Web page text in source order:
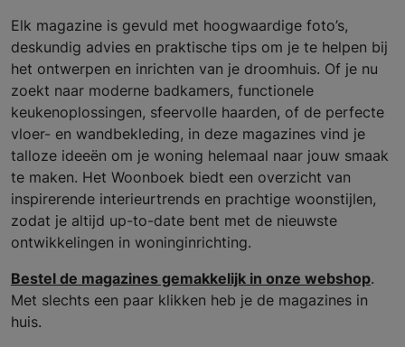
Elk magazine is gevuld met hoogwaardige foto’s,
deskundig advies en praktische tips om je te helpen bij
het ontwerpen en inrichten van je droomhuis. Of je nu
zoekt naar moderne badkamers, functionele
keukenoplossingen, sfeervolle haarden, of de perfecte
vloer- en wandbekleding, in deze magazines vind je
talloze ideeën om je woning helemaal naar jouw smaak
te maken. Het Woonboek biedt een overzicht van
inspirerende interieurtrends en prachtige woonstijlen,
zodat je altijd up-to-date bent met de nieuwste
ontwikkelingen in woninginrichting.
Bestel de magazines gemakkelijk in onze webshop.
Met slechts een paar klikken heb je de magazines in
huis.